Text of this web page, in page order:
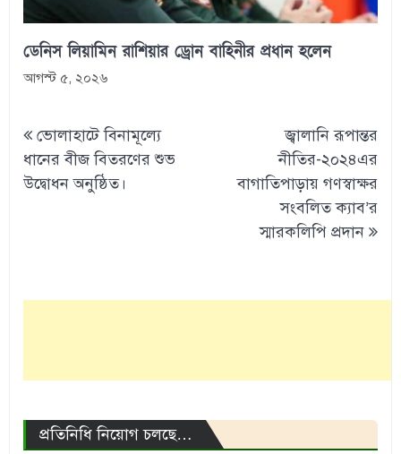
ডেনিস লিয়ামিন রাশিয়ার ড্রোন বাহিনীর প্রধান হলেন
আগস্ট ৫, ২০২৬
navigation
ভোলাহাটে বিনামূল্যে
ধানের বীজ বিতরণের শুভ
উদ্বোধন অনুষ্ঠিত।
জ্বালানি রূপান্তর
নীতির-২০২৪এর
বাগাতিপাড়ায় গণস্বাক্ষর
সংবলিত ক্যাব’র
স্মারকলিপি প্রদান
প্রতিনিধি নিয়োগ চলছে…